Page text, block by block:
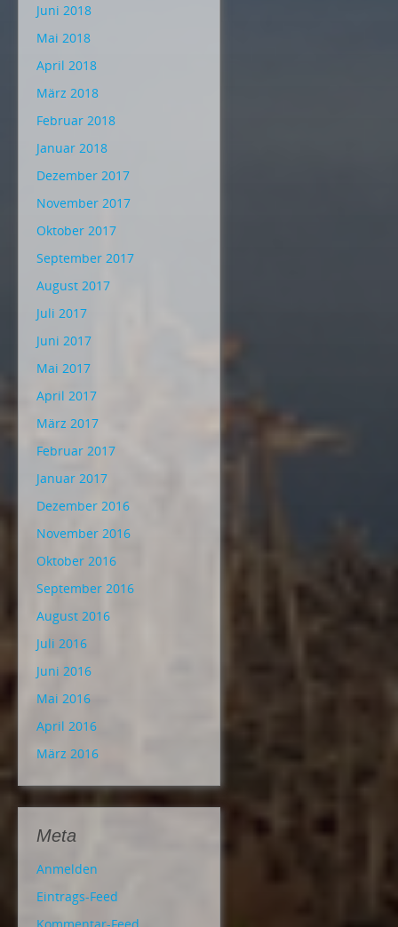
Juni 2018
Mai 2018
April 2018
März 2018
Februar 2018
Januar 2018
Dezember 2017
November 2017
Oktober 2017
September 2017
August 2017
Juli 2017
Juni 2017
Mai 2017
April 2017
März 2017
Februar 2017
Januar 2017
Dezember 2016
November 2016
Oktober 2016
September 2016
August 2016
Juli 2016
Juni 2016
Mai 2016
April 2016
März 2016
Meta
Anmelden
Eintrags-Feed
Kommentar-Feed